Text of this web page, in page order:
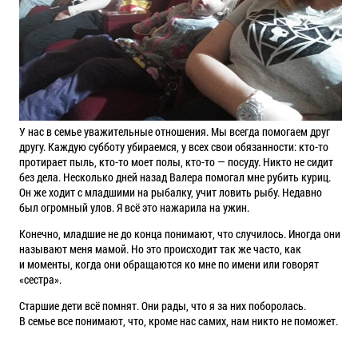
У нас в семье уважительные отношения. Мы всегда помогаем друг
другу. Каждую субботу убираемся, у всех свои обязанности: кто-то
протирает пыль, кто-то моет полы, кто-то — посуду. Никто не сидит
без дела. Несколько дней назад Валера помогал мне рубить куриц.
Он же ходит с младшими на рыбалку, учит ловить рыбу. Недавно
был огромный улов. Я всё это нажарила на ужин.
Конечно, младшие не до конца понимают, что случилось. Иногда они
называют меня мамой. Но это происходит так же часто, как
и моменты, когда они обращаются ко мне по имени или говорят
«сестра».
Старшие дети всё помнят. Они рады, что я за них поборолась.
В семье все понимают, что, кроме нас самих, нам никто не поможет.